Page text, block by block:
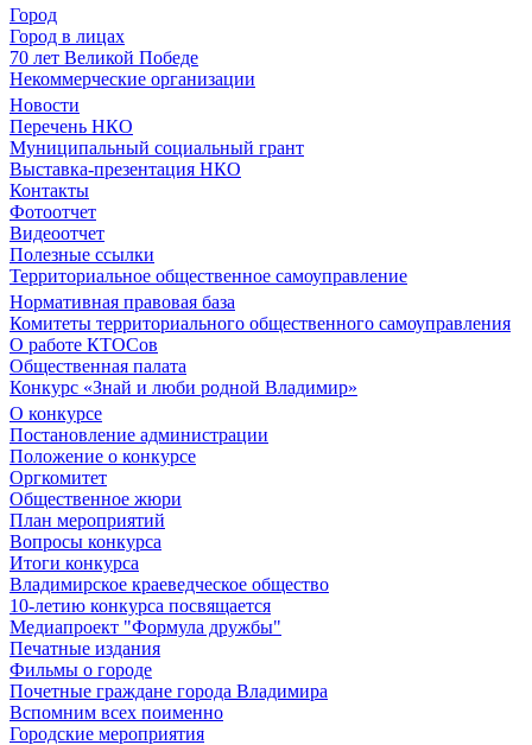
Город
Город в лицах
70 лет Великой Победе
Некоммерческие организации
Новости
Перечень НКО
Муниципальный социальный грант
Выставка-презентация НКО
Контакты
Фотоотчет
Видеоотчет
Полезные ссылки
Территориальное общественное самоуправление
Нормативная правовая база
Комитеты территориального общественного самоуправления
О работе КТОСов
Общественная палата
Конкурс «Знай и люби родной Владимир»
О конкурсе
Постановление администрации
Положение о конкурсе
Оргкомитет
Общественное жюри
План мероприятий
Вопросы конкурса
Итоги конкурса
Владимирское краеведческое общество
10-летию конкурса посвящается
Медиапроект "Формула дружбы"
Печатные издания
Фильмы о городе
Почетные граждане города Владимира
Вспомним всех поименно
Городские мероприятия